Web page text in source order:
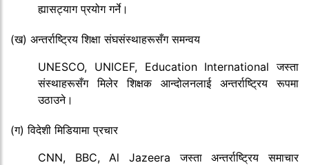
ह्यासट्याग प्रयोग गर्ने।
(ख) अन्तर्राष्ट्रिय शिक्षा संघसंस्थाहरूसँग समन्वय
UNESCO, UNICEF, Education International जस्ता
संस्थाहरूसँग मिलेर शिक्षक आन्दोलनलाई अन्तर्राष्ट्रिय रूपमा
उठाउने।
(ग) विदेशी मिडियामा प्रचार
CNN, BBC, Al Jazeera जस्ता अन्तर्राष्ट्रिय समाचार